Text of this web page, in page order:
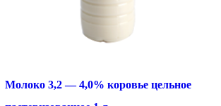
Молоко 3,2 — 4,0% коровье цельное